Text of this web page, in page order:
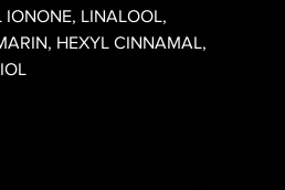
IONONE, LINALOOL,
HEXYL CINNAMAL,